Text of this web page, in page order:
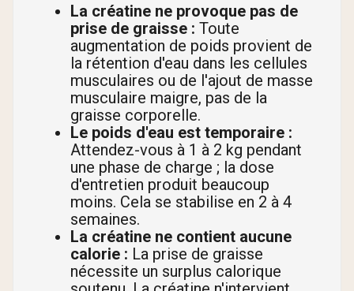
La créatine ne provoque pas de
prise de graisse : Toute
augmentation de poids provient de
la rétention d'eau dans les cellules
musculaires ou de l'ajout de masse
musculaire maigre, pas de la
graisse corporelle.
Le poids d'eau est temporaire :
Attendez-vous à 1 à 2 kg pendant
une phase de charge ; la dose
d'entretien produit beaucoup
moins. Cela se stabilise en 2 à 4
semaines.
La créatine ne contient aucune
calorie : La prise de graisse
nécessite un surplus calorique